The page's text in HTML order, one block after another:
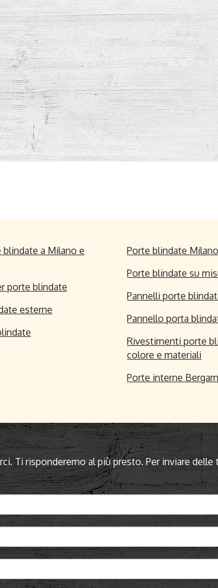
a Milano e
porte blindate
esterne
Porte blindate Milano
Porte blindate su
Pannelli porte
Pannello porta
Rivestimenti porte
colore e materiali
Porte interne
Ti risponderemo al più presto. Per inviare delle